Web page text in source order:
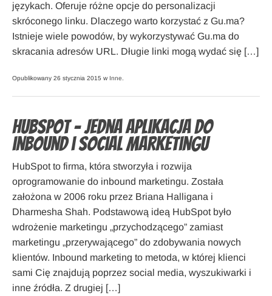
językach. Oferuje różne opcje do personalizacji
skróconego linku. Dlaczego warto korzystać z Gu.ma?
Istnieje wiele powodów, by wykorzystywać Gu.ma do
skracania adresów URL. Długie linki mogą wydać się […]
Opublikowany 26 stycznia 2015 w Inne
HubSpot – jedna aplikacja do
inbound i social marketingu
HubSpot to firma, która stworzyła i rozwija
oprogramowanie do inbound marketingu. Została
założona w 2006 roku przez Briana Halligana i
Dharmesha Shah. Podstawową ideą HubSpot było
wdrożenie marketingu „przychodzącego” zamiast
marketingu „przerywającego” do zdobywania nowych
klientów. Inbound marketing to metoda, w której klienci
sami Cię znajdują poprzez social media, wyszukiwarki i
inne źródła. Z drugiej […]